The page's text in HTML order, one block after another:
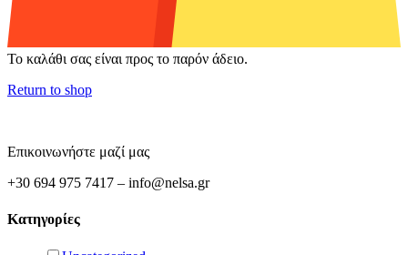
Το καλάθι σας είναι προς το παρόν άδειο.
Return to shop
Επικοινωνήστε μαζί μας
+30 694 975 7417 – info@nelsa.gr
Κατηγορίες